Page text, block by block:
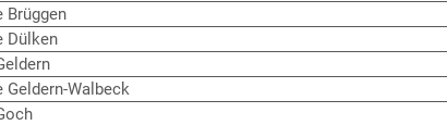
Brüggen
Dülken
Geldern-Walbeck